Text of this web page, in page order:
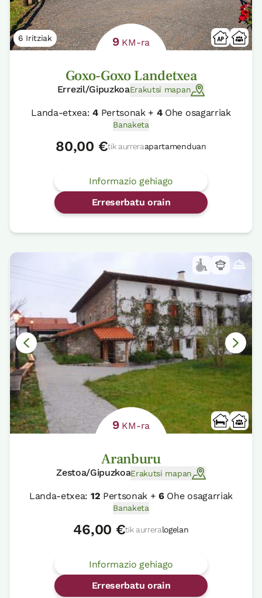
6 Iritziak 9KM-ra
Goxo-Goxo Landetxea
Errezil/GipuzkoaErakutsi mapan
Landa-etxea:4Pertsonak + 4Ohe osagarriak
Banaketa
80,00 €tik aurreraapartamenduan
Informazio gehiago
Erreserbatu orain
9KM-ra
Aranburu
Zestoa/GipuzkoaErakutsi mapan
Landa-etxea: 12 Pertsonak +6Ohe osagarriak
Banaketa
46,00 €tik aurreralogelan
Informazio gehiago
Erreserbatu orain